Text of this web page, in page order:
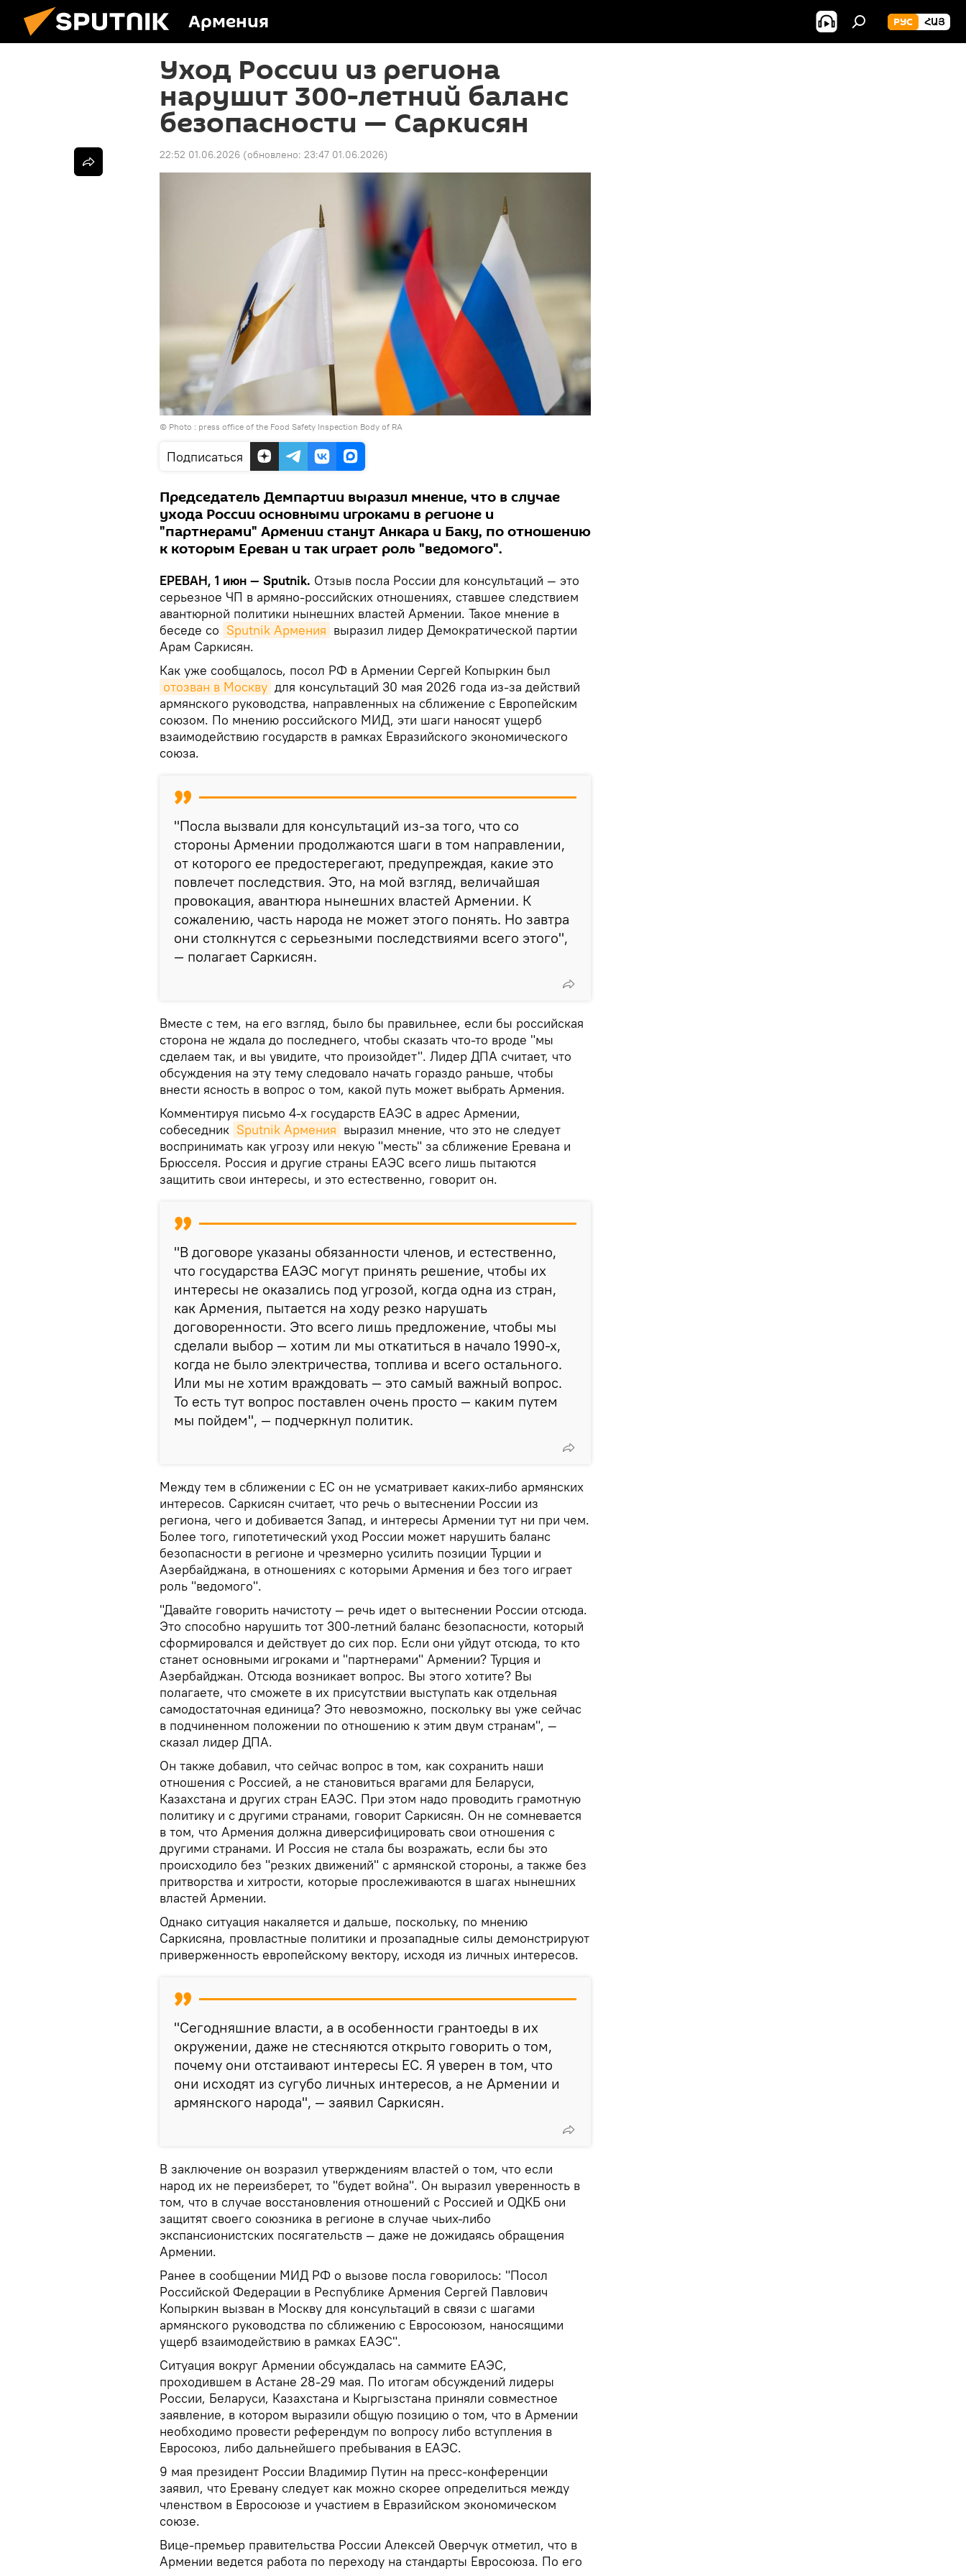
Армения РУС ՀԱՅ
Уход России из региона
нарушит 300-летний баланс
безопасности — Саркисян
22:52 01.06.2026 (обновлено: 23:47 01.06.2026)
© Photo : press office of the Food Safety Inspection Body of RA
Подписаться
Председатель Демпартии выразил мнение, что в случае
ухода России основными игроками в регионе и
"партнерами" Армении станут Анкара и Баку, по отношению
к которым Ереван и так играет роль "ведомого".
ЕРЕВАН, 1 июн — Sputnik. Отзыв посла России для консультаций — это
серьезное ЧП в армяно-российских отношениях, ставшее следствием
авантюрной политики нынешних властей Армении. Такое мнение в
беседе со Sputnik Армения выразил лидер Демократической партии
Арам Саркисян.
Как уже сообщалось, посол РФ в Армении Сергей Копыркин был
отозван в Москву для консультаций 30 мая 2026 года из-за действий
армянского руководства, направленных на сближение с Европейским
союзом. По мнению российского МИД, эти шаги наносят ущерб
взаимодействию государств в рамках Евразийского экономического
союза.
"Посла вызвали для консультаций из-за того, что со
стороны Армении продолжаются шаги в том направлении,
от которого ее предостерегают, предупреждая, какие это
повлечет последствия. Это, на мой взгляд, величайшая
провокация, авантюра нынешних властей Армении. К
сожалению, часть народа не может этого понять. Но завтра
они столкнутся с серьезными последствиями всего этого",
— полагает Саркисян.
Вместе с тем, на его взгляд, было бы правильнее, если бы российская
сторона не ждала до последнего, чтобы сказать что-то вроде "мы
сделаем так, и вы увидите, что произойдет". Лидер ДПА считает, что
обсуждения на эту тему следовало начать гораздо раньше, чтобы
внести ясность в вопрос о том, какой путь может выбрать Армения.
Комментируя письмо 4-х государств ЕАЭС в адрес Армении,
собеседник Sputnik Армения выразил мнение, что это не следует
воспринимать как угрозу или некую "месть" за сближение Еревана и
Брюсселя. Россия и другие страны ЕАЭС всего лишь пытаются
защитить свои интересы, и это естественно, говорит он.
"В договоре указаны обязанности членов, и естественно,
что государства ЕАЭС могут принять решение, чтобы их
интересы не оказались под угрозой, когда одна из стран,
как Армения, пытается на ходу резко нарушать
договоренности. Это всего лишь предложение, чтобы мы
сделали выбор — хотим ли мы откатиться в начало 1990-х,
когда не было электричества, топлива и всего остального.
Или мы не хотим враждовать — это самый важный вопрос.
То есть тут вопрос поставлен очень просто — каким путем
мы пойдем", — подчеркнул политик.
Между тем в сближении с ЕС он не усматривает каких-либо армянских
интересов. Саркисян считает, что речь о вытеснении России из
региона, чего и добивается Запад, и интересы Армении тут ни при чем.
Более того, гипотетический уход России может нарушить баланс
безопасности в регионе и чрезмерно усилить позиции Турции и
Азербайджана, в отношениях с которыми Армения и без того играет
роль "ведомого".
"Давайте говорить начистоту — речь идет о вытеснении России отсюда.
Это способно нарушить тот 300-летний баланс безопасности, который
сформировался и действует до сих пор. Если они уйдут отсюда, то кто
станет основными игроками и "партнерами" Армении? Турция и
Азербайджан. Отсюда возникает вопрос. Вы этого хотите? Вы
полагаете, что сможете в их присутствии выступать как отдельная
самодостаточная единица? Это невозможно, поскольку вы уже сейчас
в подчиненном положении по отношению к этим двум странам", —
сказал лидер ДПА.
Он также добавил, что сейчас вопрос в том, как сохранить наши
отношения с Россией, а не становиться врагами для Беларуси,
Казахстана и других стран ЕАЭС. При этом надо проводить грамотную
политику и с другими странами, говорит Саркисян. Он не сомневается
в том, что Армения должна диверсифицировать свои отношения с
другими странами. И Россия не стала бы возражать, если бы это
происходило без "резких движений" с армянской стороны, а также без
притворства и хитрости, которые прослеживаются в шагах нынешних
властей Армении.
Однако ситуация накаляется и дальше, поскольку, по мнению
Саркисяна, провластные политики и прозападные силы демонстрируют
приверженность европейскому вектору, исходя из личных интересов.
"Сегодняшние власти, а в особенности грантоеды в их
окружении, даже не стесняются открыто говорить о том,
почему они отстаивают интересы ЕС. Я уверен в том, что
они исходят из сугубо личных интересов, а не Армении и
армянского народа", — заявил Саркисян.
В заключение он возразил утверждениям властей о том, что если
народ их не переизберет, то "будет война". Он выразил уверенность в
том, что в случае восстановления отношений с Россией и ОДКБ они
защитят своего союзника в регионе в случае чьих-либо
экспансионистских посягательств — даже не дожидаясь обращения
Армении.
Ранее в сообщении МИД РФ о вызове посла говорилось: "Посол
Российской Федерации в Республике Армения Сергей Павлович
Копыркин вызван в Москву для консультаций в связи с шагами
армянского руководства по сближению с Евросоюзом, наносящими
ущерб взаимодействию в рамках ЕАЭС".
Ситуация вокруг Армении обсуждалась на саммите ЕАЭС,
проходившем в Астане 28-29 мая. По итогам обсуждений лидеры
России, Беларуси, Казахстана и Кыргызстана приняли совместное
заявление, в котором выразили общую позицию о том, что в Армении
необходимо провести референдум по вопросу либо вступления в
Евросоюз, либо дальнейшего пребывания в ЕАЭС.
9 мая президент России Владимир Путин на пресс-конференции
заявил, что Еревану следует как можно скорее определиться между
членством в Евросоюзе и участием в Евразийском экономическом
союзе.
Вице-премьер правительства России Алексей Оверчук отметил, что в
Армении ведется работа по переходу на стандарты Евросоюза. По его